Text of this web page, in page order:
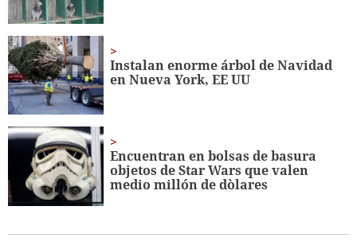
Instalan enorme árbol de Navidad
en Nueva York, EE UU
Encuentran en bolsas de basura
objetos de Star Wars que valen
medio millón de dòlares